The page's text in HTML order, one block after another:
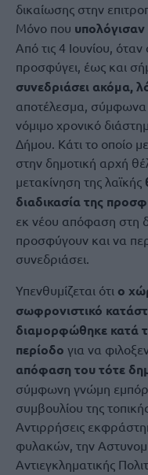
δικαίωσης στην
Μόνο που
Από τις 4 Ιουνίου,
προσφύγει, έως και
συνεδριάσει ακόμα,
αποτέλεσμα, σύμφωνα
νόμιμο χρονικό
Δήμου. Κάτι το οποίο
στην δημοτική αρχή
μετακίνηση της λαϊκής
διαδικασία της
εκ νέου απόφαση στη
προσφύγουν και να
συνεδριάσει.
Υπενθυμίζεται ότι ο
σωφρονιστικό
διαμορφώθηκε κατά
περίοδο για να
απόφαση του τότε
σύμφωνη γνώμη
συμβουλίου της
Αντιρρήσεις
φυλακών, την
Αντιεγκληματικής